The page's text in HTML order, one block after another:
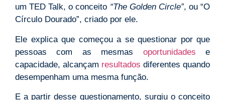
um TED Talk, o conceito “The Golden Circle”, ou “O
Círculo Dourado”, criado por ele.
Ele explica que começou a se questionar por que
pessoas com as mesmas oportunidades e
capacidade, alcançam resultados diferentes quando
desempenham uma mesma função.
E a partir desse questionamento, surgiu o conceito